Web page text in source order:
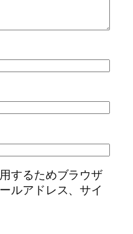
するためブラウザ
ルアドレス、サイ